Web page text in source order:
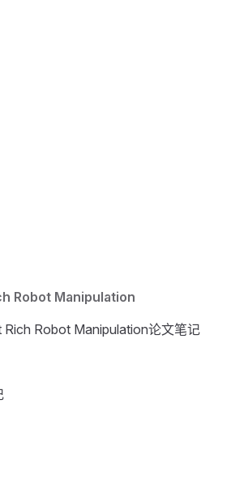
Robot Manipulation
Robot Manipulation论文笔记